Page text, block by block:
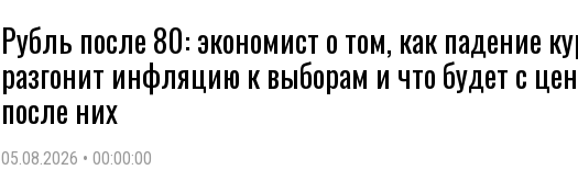
Рубль после 80: экономист о том, как падение
разгонит инфляцию к выборам и что будет с
после них
05.08.2026 • 00:00:00